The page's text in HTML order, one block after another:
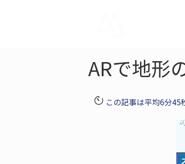
ARで地形
この記事は平均6分45